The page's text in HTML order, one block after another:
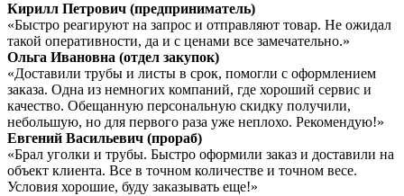
Кирилл Петрович (предприниматель)
«Быстро реагируют на запрос и отправляют товар. Не ожидал
такой оперативности, да и с ценами все замечательно.»
Ольга Ивановна (отдел закупок)
«Доставили трубы и листы в срок, помогли с оформлением
заказа. Одна из немногих компаний, где хороший сервис и
качество. Обещанную персональную скидку получили,
небольшую, но для первого раза уже неплохо. Рекомендую!»
Евгений Васильевич (прораб)
«Брал уголки и трубы. Быстро оформили заказ и доставили на
объект клиента. Все в точном количестве и точном весе.
Условия хорошие, буду заказывать еще!»